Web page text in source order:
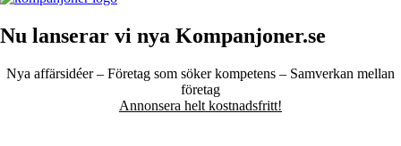
Nu lanserar vi nya Kompanjoner.se
Nya affärsidéer – Företag som söker kompetens – Samverkan mellan
företag
Annonsera helt kostnadsfritt!